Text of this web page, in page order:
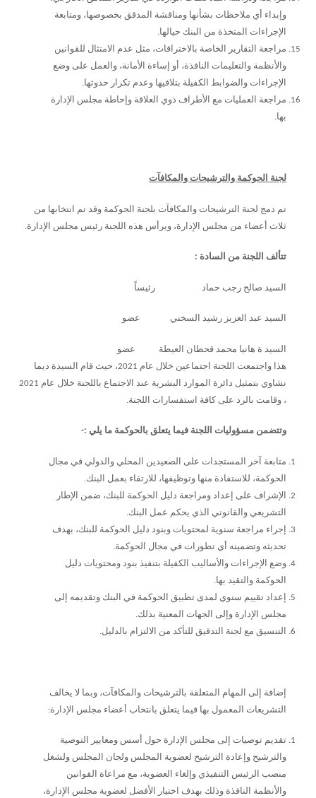
وإبداء أي ملاحظات بشأنها ومناقشة المدقق بخصوصها، ومتابعة
الإجراءات المتخذة من البنك حيالها.
مراجعة التقارير الخاصة بالاختراقات، مثل عدم الامتثال للقوانين
والأنظمة والتعليمات النافذة، أو إساءة الأمانة، والعمل على وضع
الإجراءات والضوابط الكفيلة بتلافيها وعدم تكرار حدوثها.
مراجعة العمليات مع الأطراف ذوي العلاقة وإحاطة مجلس الإدارة
بها.
لجنة الحوكمة والترشيحات والمكافآت
تم دمج لجنة الترشيحات والمكافآت بلجنة الحوكمة وقد تم انتخابها من
ثلاث أعضاء من مجلس الإدارة، ويرأس هذه اللجنة رئيس مجلس الإدارة.
تتألف اللجنة من السادة :
السيد صالح رجب حماد رئيساً
السيد عبد العزيز رشيد السخني عضو
السيد ة هانيا محمد قحطان العيطة عضو
هذا واجتمعت اللجنة اجتماعين خلال عام 2021، حيث قام السيدة ديما
نشاوي بتمثيل دائرة الموارد البشرية عند الاجتماع باللجنة خلال عام 2021
، وقامت بالرد على كافة استفسارات اللجنة.
وتتضمن مسؤوليات اللجنة فيما يتعلق بالحوكمة ما يلي :-
متابعة آخر المستجدات على الصعيدين المحلي والدولي في مجال
الحوكمة، للاستفادة منها وتوظيفها، للارتقاء بعمل البنك.
الإشراف على إعداد ومراجعة دليل الحوكمة للبنك، ضمن الإطار
التشريعي والقانوني الذي يحكم عمل البنك.
إجراء مراجعة سنوية لمحتويات وبنود دليل الحوكمة للبنك، بهدف
تحديثه وتضمينه أي تطورات في مجال الحوكمة.
وضع الإجراءات والأساليب الكفيلة بتنفيذ بنود ومحتويات دليل
الحوكمة والتقيد بها.
إعداد تقييم سنوي لمدى تطبيق الحوكمة في البنك وتقديمه إلى
مجلس الإدارة وإلى الجهات المعنية بذلك.
التنسيق مع لجنة التدقيق للتأكد من الالتزام بالدليل.
إضافة إلى المهام المتعلقة بالترشيحات والمكافآت، وبما لا يخالف
التشريعات المعمول بها فيما يتعلق بانتخاب أعضاء مجلس الإدارة:
تقديم توصيات إلى مجلس الإدارة حول أسس ومعايير التوصية
والترشيح وإعادة الترشيح لعضوية المجلس ولجان المجلس ولشغل
منصب الرئيس التنفيذي وإلغاء العضوية، مع مراعاة القوانين
والأنظمة النافذة وذلك بهدف اختيار الأفضل لعضوية مجلس الإدارة،